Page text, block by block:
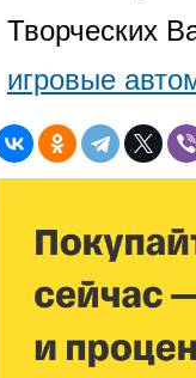
Творческих
игровые